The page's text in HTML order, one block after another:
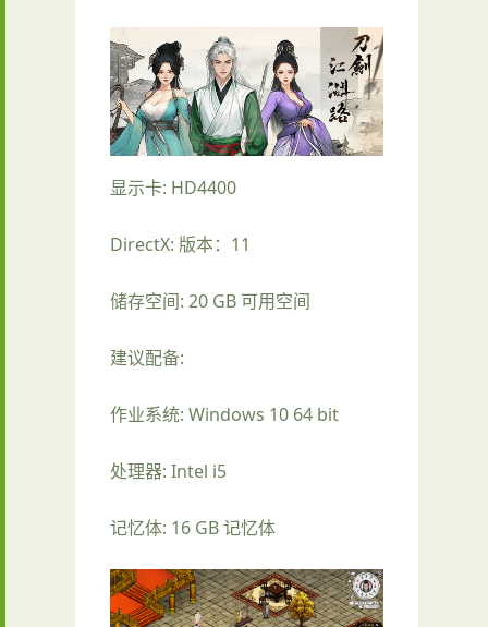
显示卡: HD4400
DirectX: 版本：11
储存空间: 20 GB 可用空间
建议配备:
作业系统: Windows 10 64 bit
处理器: Intel i5
记忆体: 16 GB 记忆体